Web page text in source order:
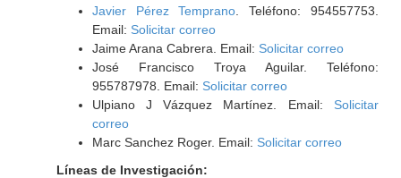
Javier Pérez Temprano . Teléfono: 954557753.
Email: Solicitar correo
Jaime Arana Cabrera. Email: Solicitar correo
José Francisco Troya Aguilar. Teléfono:
955787978. Email: Solicitar correo
Ulpiano J Vázquez Martínez. Email: Solicitar
correo
Marc Sanchez Roger. Email: Solicitar correo
Líneas de Investigación: